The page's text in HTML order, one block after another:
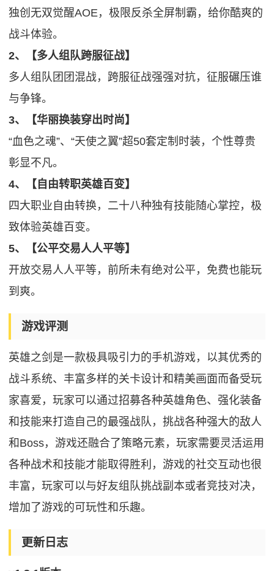
独创无双觉醒AOE，极限反杀全屏制霸，给你酷爽的
战斗体验。
2、【多人组队跨服征战】
多人组队团团混战，跨服征战强强对抗，征服碾压谁
与争锋。
3、【华丽换装穿出时尚】
“血色之魂”、“天使之翼”超50套定制时装，个性尊贵
彰显不凡。
4、【自由转职英雄百变】
四大职业自由转换，二十八种独有技能随心掌控，极
致体验英雄百变。
5、【公平交易人人平等】
开放交易人人平等，前所未有绝对公平，免费也能玩
到爽。
游戏评测
英雄之剑是一款极具吸引力的手机游戏，以其优秀的
战斗系统、丰富多样的关卡设计和精美画面而备受玩
家喜爱，玩家可以通过招募各种英雄角色、强化装备
和技能来打造自己的最强战队，挑战各种强大的敌人
和Boss，游戏还融合了策略元素，玩家需要灵活运用
各种战术和技能才能取得胜利，游戏的社交互动也很
丰富，玩家可以与好友组队挑战副本或者竞技对决，
增加了游戏的可玩性和乐趣。
更新日志